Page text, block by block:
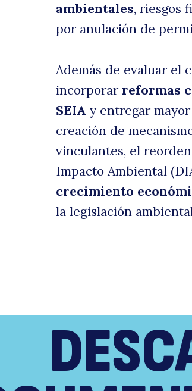
ambientales, riesgos
por anulación de
Además de evaluar el
incorporar reformas
SEIA y entregar
creación de
vinculantes, el
Impacto Ambiental
crecimiento
la legislación